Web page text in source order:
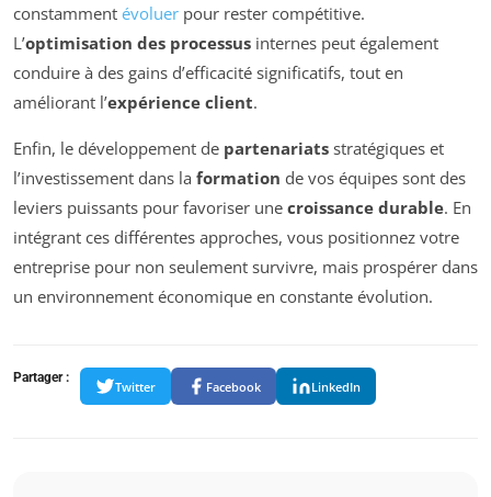
constamment évoluer pour rester compétitive.
L’optimisation des processus internes peut également
conduire à des gains d’efficacité significatifs, tout en
améliorant l’expérience client.
Enfin, le développement de partenariats stratégiques et
l’investissement dans la formation de vos équipes sont des
leviers puissants pour favoriser une croissance durable. En
intégrant ces différentes approches, vous positionnez votre
entreprise pour non seulement survivre, mais prospérer dans
un environnement économique en constante évolution.
Partager :
Twitter Facebook LinkedIn